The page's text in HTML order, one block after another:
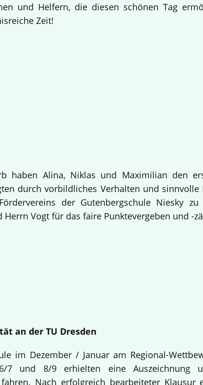
und Helfern, die diesen schönen Tag
Zeit!
haben Alina, Niklas und Maximilian den
durch vorbildliches Verhalten und sinnvolle
der Gutenbergschule Niesky zu
Vogt für das faire Punktevergeben und -
an der TU Dresden
im Dezember / Januar am Regional-
7 und 8/9 erhielten eine Auszeichnung
Nach erfolgreich bearbeiteter Klausur